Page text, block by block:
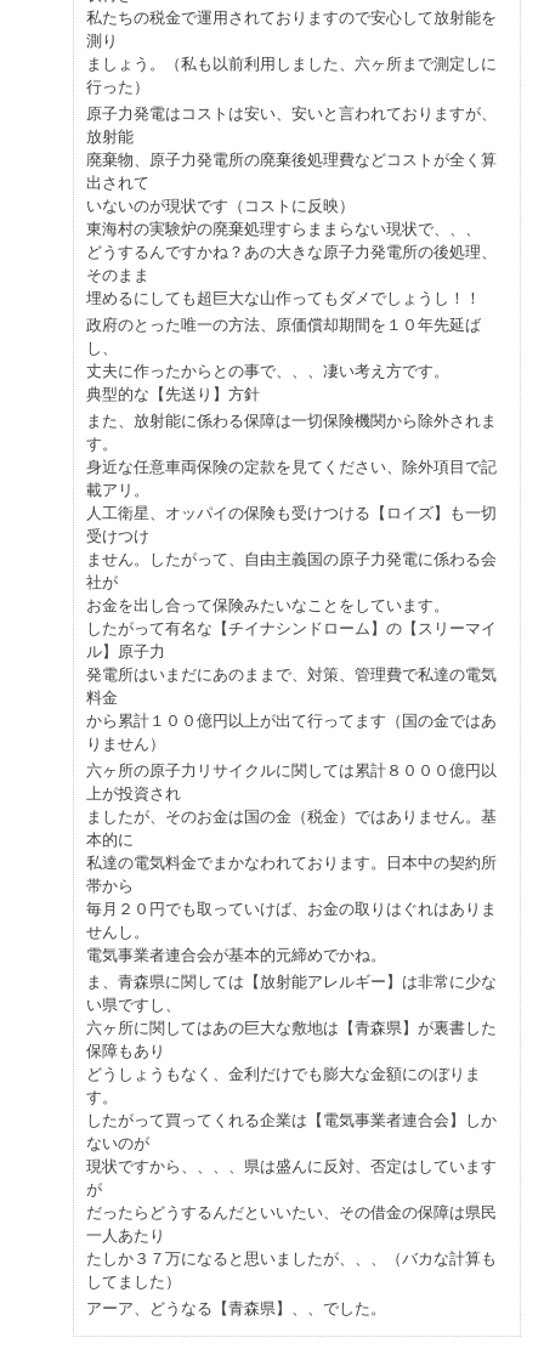
私たちの税金で運用されておりますので安心して放射能を
測り
ましょう。（私も以前利用しました、六ヶ所まで測定しに
行った）
原子力発電はコストは安い、安いと言われておりますが、
放射能
廃棄物、原子力発電所の廃棄後処理費などコストが全く算
出されて
いないのが現状です（コストに反映）
東海村の実験炉の廃棄処理すらままらない現状で、、、
どうするんですかね？あの大きな原子力発電所の後処理、
そのまま
埋めるにしても超巨大な山作ってもダメでしょうし！！
政府のとった唯一の方法、原価償却期間を１０年先延ば
し、
丈夫に作ったからとの事で、、、凄い考え方です。
典型的な【先送り】方針
また、放射能に係わる保障は一切保険機関から除外されま
す。
身近な任意車両保険の定款を見てください、除外項目で記
載アリ。
人工衛星、オッパイの保険も受けつける【ロイズ】も一切
受けつけ
ません。したがって、自由主義国の原子力発電に係わる会
社が
お金を出し合って保険みたいなことをしています。
したがって有名な【チイナシンドローム】の【スリーマイ
ル】原子力
発電所はいまだにあのままで、対策、管理費で私達の電気
料金
から累計１００億円以上が出て行ってます（国の金ではあ
りません）
六ヶ所の原子力リサイクルに関しては累計８０００億円以
上が投資され
ましたが、そのお金は国の金（税金）ではありません。基
本的に
私達の電気料金でまかなわれております。日本中の契約所
帯から
毎月２０円でも取っていけば、お金の取りはぐれはありま
せんし。
電気事業者連合会が基本的元締めでかね。
ま、青森県に関しては【放射能アレルギー】は非常に少な
い県ですし、
六ヶ所に関してはあの巨大な敷地は【青森県】が裏書した
保障もあり
どうしょうもなく、金利だけでも膨大な金額にのぼりま
す。
したがって買ってくれる企業は【電気事業者連合会】しか
ないのが
現状ですから、、、、県は盛んに反対、否定はしています
が
だったらどうするんだといいたい、その借金の保障は県民
一人あたり
たしか３７万になると思いましたが、、、（バカな計算も
してました）
アーア、どうなる【青森県】、、でした。